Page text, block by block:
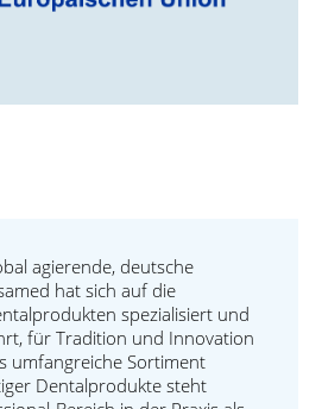
agierende, deutsche
hat sich auf die
spezialisiert und
für Tradition und Innovation
umfangreiche Sortiment
Dentalprodukte steht